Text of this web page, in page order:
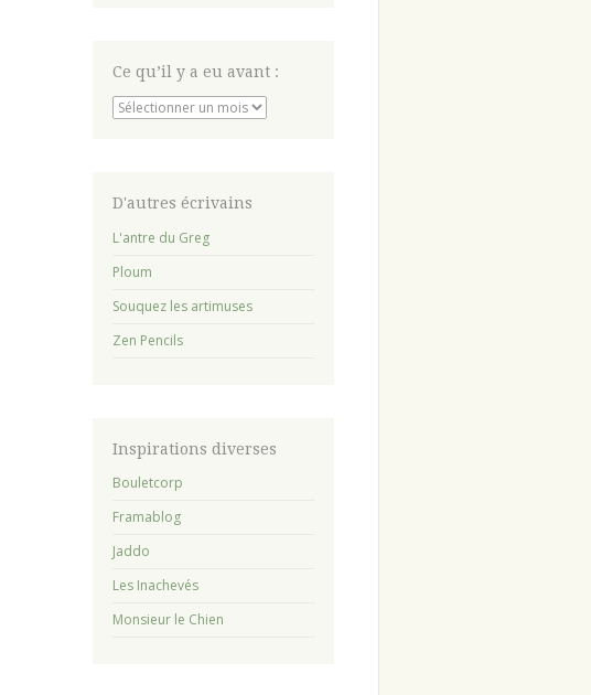
Ce qu’il y a eu avant :
Ce
qu’il
avant
D'autres écrivains
L'antre du Greg
Ploum
Souquez les artimuses
Zen Pencils
Inspirations diverses
Bouletcorp
Framablog
Jaddo
Les Inachevés
Monsieur le Chien